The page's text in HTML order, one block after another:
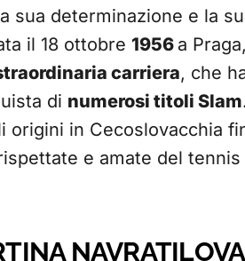
sua determinazione e la
il 18 ottobre 1956 a
carriera, che
di numerosi titoli Slam
origini in Cecoslovacchia
e amate del tennis
NAVRATILOVA